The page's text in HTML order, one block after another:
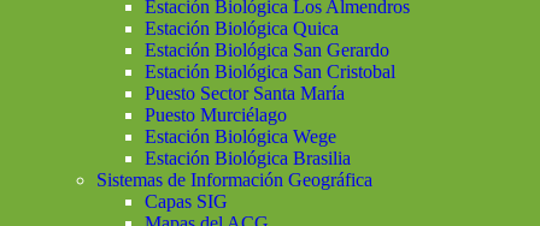
Estación Biológica Los Almendros
Estación Biológica Quica
Estación Biológica San Gerardo
Estación Biológica San Cristobal
Puesto Sector Santa María
Puesto Murciélago
Estación Biológica Wege
Estación Biológica Brasilia
Sistemas de Información Geográfica
Capas SIG